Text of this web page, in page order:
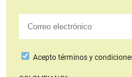
Aceptotérminos y